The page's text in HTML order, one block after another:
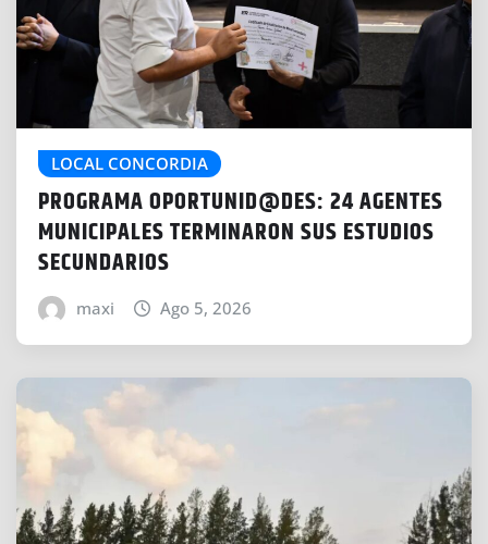
LOCAL CONCORDIA
PROGRAMA OPORTUNID@DES: 24 AGENTES
MUNICIPALES TERMINARON SUS ESTUDIOS
SECUNDARIOS
maxi Ago 5, 2026